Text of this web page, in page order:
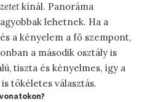
kínál. Panoráma
lehetnek. Ha a
a kényelem a fő szempont,
a második osztály is
tiszta és kényelmes, így a
tökéletes választás.